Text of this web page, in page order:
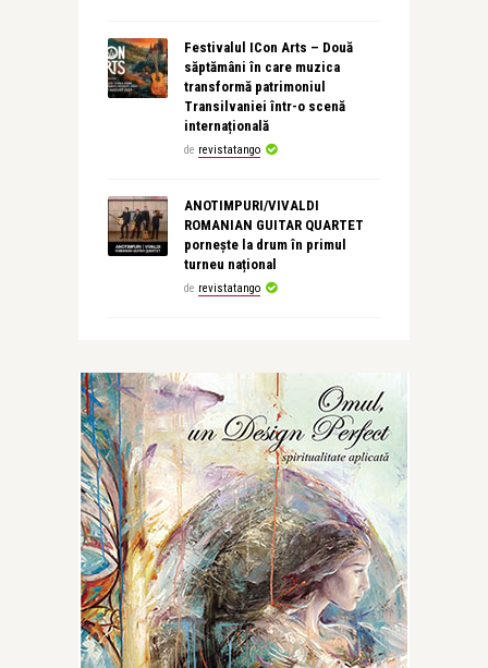
Festivalul ICon Arts – Două
săptămâni în care muzica
transformă patrimoniul
Transilvaniei într-o scenă
internațională
de revistatango
ANOTIMPURI/VIVALDI
ROMANIAN GUITAR QUARTET
pornește la drum în primul
turneu național
de revistatango